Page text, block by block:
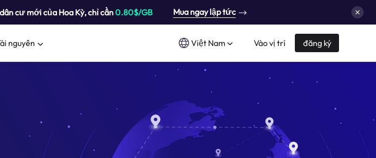
cư mới của Hoa Kỳ, chỉ cần0.80$/GB Mua ngay lập tức
nguyên Việt Nam Vào vị trí đăng ký